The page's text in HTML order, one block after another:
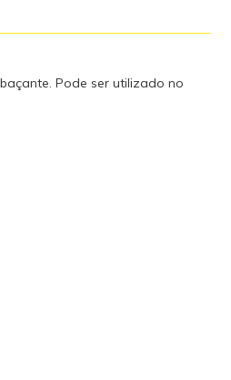
Pode ser utilizado no